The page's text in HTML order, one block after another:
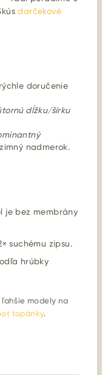
darčekové
doručenie
dĺžku/šírku
nadmerok.
je bez membrány
suchému zipsu.
hrúbky
ľahšie modely na
topánky.